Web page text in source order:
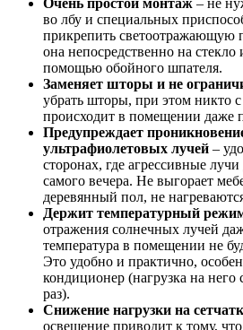
Очень простой монтаж – не
во лбу и специальных
прикрепить светоотражающую
она непосредственно на стекло
помощью обойного шпателя.
Заменяет шторы и не
убрать шторы, при этом никто
происходит в помещении даже
Предупреждает
ультрафиолетовых лучей –
сторонах, где агрессивные
самого вечера. Не выгорает
деревянный пол, не
Держит температурный
отражения солнечных лучей
температура в помещении не
Это удобно и практично,
кондиционер (нагрузка на него
раз).
Снижение нагрузки на
освещение приводит к тому,